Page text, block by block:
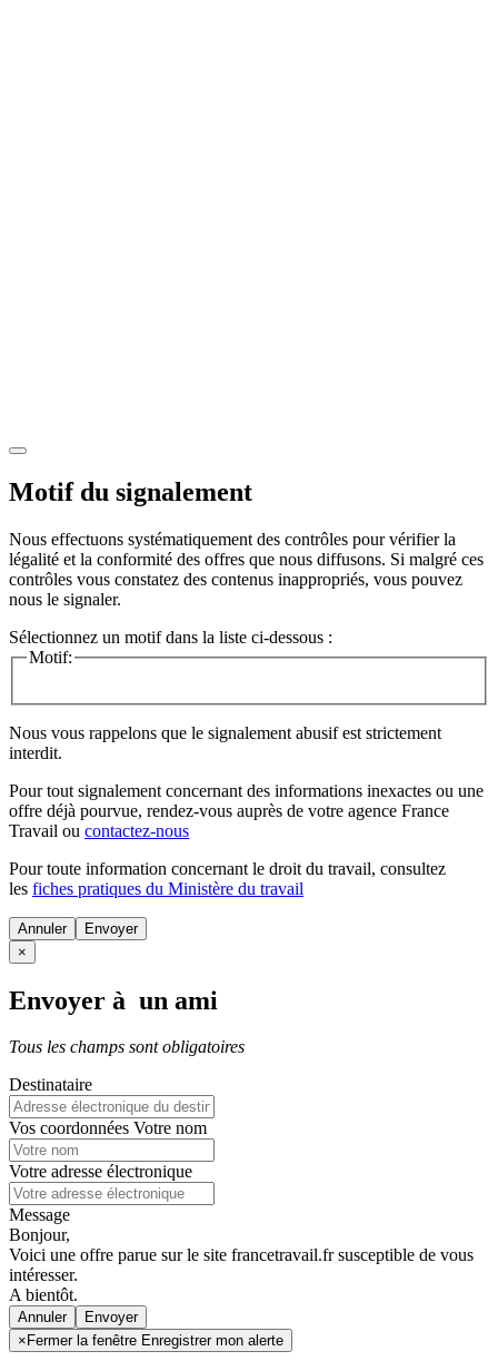
Motif du signalement
Nous effectuons systématiquement des contrôles pour vérifier la
légalité et la conformité des offres que nous diffusons. Si malgré ces
contrôles vous constatez des contenus inappropriés, vous pouvez
nous le signaler.
Sélectionnez un motif dans la liste ci-dessous :
Motif:
Nous vous rappelons que le signalement abusif est strictement
interdit.
Pour tout signalement concernant des informations inexactes ou une
offre déjà pourvue, rendez-vous auprès de votre agence France
Travail ou contactez-nous
Pour toute information concernant le droit du travail, consultez
les fiches pratiques du Ministère du travail
Annuler
×
Envoyer à un ami
Tous les champs sont obligatoires
Destinataire
Vos coordonnées Votre nom
Votre adresse électronique
Message
Bonjour,
Voici une offre parue sur le site francetravail.fr susceptible de vous
intéresser.
A bientôt.
Annuler
× Fermer la fenêtre Enregistrer mon alerte